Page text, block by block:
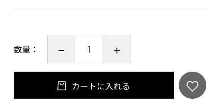
ベルトは11段階調整式なので、手首の細い方は
手首の太い方でも安心してお使いいただく事が
出来ます。
■シボ加工を施した本革を使用
くすみカラーとの相性がよく落ち着いた上品な
数量：
カートに入れる